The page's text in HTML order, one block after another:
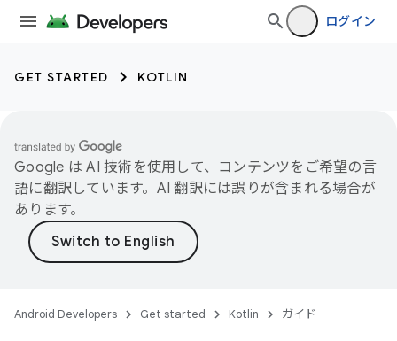
ログイン
GET STARTED KOTLIN
Google は AI 技術を使用して、コンテンツをご希望の言
語に翻訳しています。AI 翻訳には誤りが含まれる場合が
あります。
Android Developers Get started Kotlin ガイド